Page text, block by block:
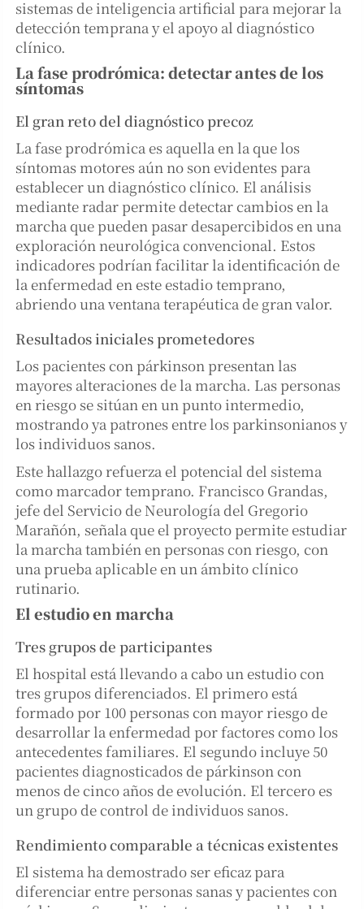
sistemas de inteligencia artificial para mejorar la
detección temprana y el apoyo al diagnóstico
clínico.
La fase prodrómica: detectar antes de los
síntomas
El gran reto del diagnóstico precoz
La fase prodrómica es aquella en la que los
síntomas motores aún no son evidentes para
establecer un diagnóstico clínico. El análisis
mediante radar permite detectar cambios en la
marcha que pueden pasar desapercibidos en una
exploración neurológica convencional. Estos
indicadores podrían facilitar la identificación de
la enfermedad en este estadio temprano,
abriendo una ventana terapéutica de gran valor.
Resultados iniciales prometedores
Los pacientes con párkinson presentan las
mayores alteraciones de la marcha. Las personas
en riesgo se sitúan en un punto intermedio,
mostrando ya patrones entre los parkinsonianos y
los individuos sanos.
Este hallazgo refuerza el potencial del sistema
como marcador temprano. Francisco Grandas,
jefe del Servicio de Neurología del Gregorio
Marañón, señala que el proyecto permite estudiar
la marcha también en personas con riesgo, con
una prueba aplicable en un ámbito clínico
rutinario.
El estudio en marcha
Tres grupos de participantes
El hospital está llevando a cabo un estudio con
tres grupos diferenciados. El primero está
formado por 100 personas con mayor riesgo de
desarrollar la enfermedad por factores como los
antecedentes familiares. El segundo incluye 50
pacientes diagnosticados de párkinson con
menos de cinco años de evolución. El tercero es
un grupo de control de individuos sanos.
Rendimiento comparable a técnicas existentes
El sistema ha demostrado ser eficaz para
diferenciar entre personas sanas y pacientes con